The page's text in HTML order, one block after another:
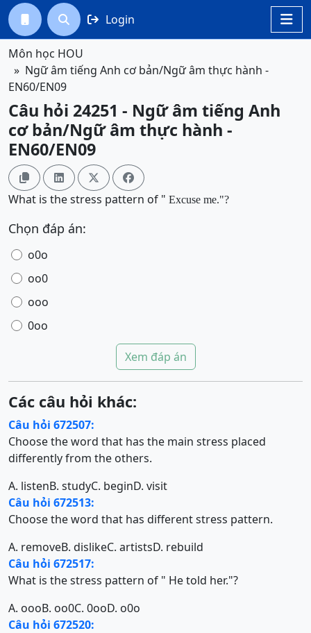

  Login
Môn học HOU
Ngữ âm tiếng Anh cơ bản/Ngữ âm thực hành -
EN60/EN09
Câu hỏi 24251 - Ngữ âm tiếng Anh
cơ bản/Ngữ âm thực hành -
EN60/EN09
   
What is the stress pattern of " Excuse me."?
Chọn đáp án:
o0o
oo0
ooo
0oo
Xem đáp án
Các câu hỏi khác:
Câu hỏi 672507:
Choose the word that has the main stress placed
differently from the others.
A. listenB. studyC. beginD. visit
Câu hỏi 672513:
Choose the word that has different stress pattern.
A. removeB. dislikeC. artistsD. rebuild
Câu hỏi 672517:
What is the stress pattern of " He told her."?
A. oooB. oo0C. 0ooD. o0o
Câu hỏi 672520: